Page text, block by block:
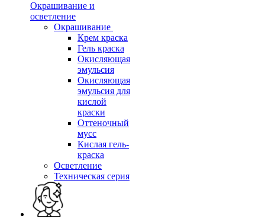
Окрашивание и
осветление
Окрашивание
Крем краска
Гель краска
Окисляющая
эмульсия
Окисляющая
эмульсия для
кислой
краски
Оттеночный
мусс
Кислая гель-
краска
Осветление
Техническая серия